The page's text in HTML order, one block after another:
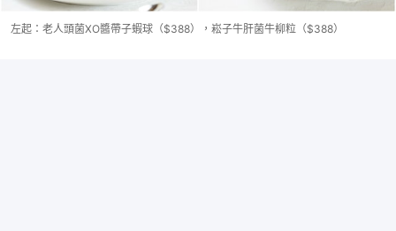
左起：老人頭菌XO醬帶子蝦球（$388），崧子牛肝菌牛柳粒（$388）